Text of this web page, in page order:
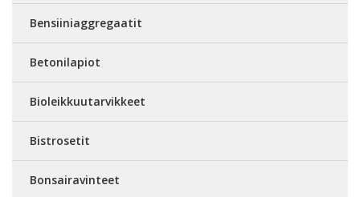
Bensiiniaggregaatit
Betonilapiot
Bioleikkuutarvikkeet
Bistrosetit
Bonsairavinteet